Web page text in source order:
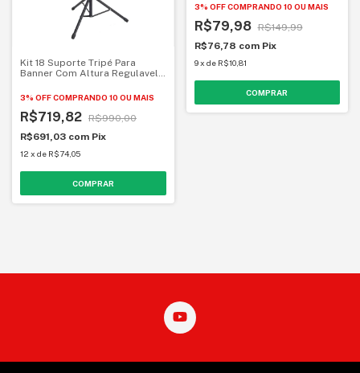
Kit 18 Suporte Tripé Para
Banner Com Altura Regulavel
3% OFFCOMPRANDO 10 OU MAIS
R$719,82 R$990,00
R$691,03 com Pix
12 x de R$74,05
COMPRAR
3% OFF COMPRANDO 10 OU MAIS
R$79,98 R$149,99
R$76,78 com Pix
9 x de R$10,81